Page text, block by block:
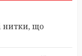
нитки, що